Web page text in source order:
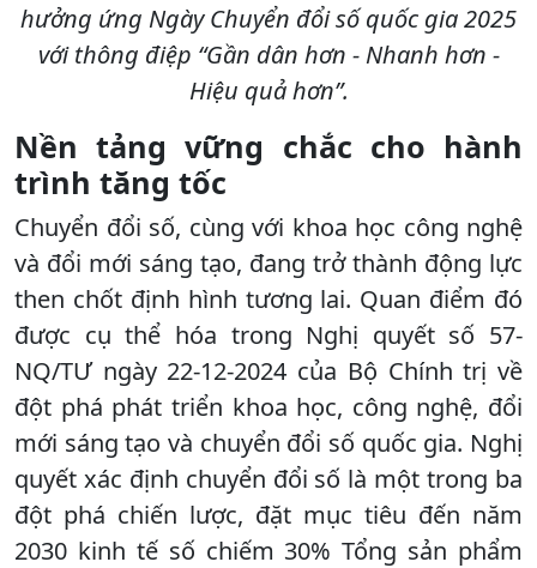
hưởng ứng Ngày Chuyển đổi số quốc gia 2025
với thông điệp “Gần dân hơn - Nhanh hơn -
Hiệu quả hơn”.
Nền tảng vững chắc cho hành
trình tăng tốc
Chuyển đổi số, cùng với khoa học công nghệ
và đổi mới sáng tạo, đang trở thành động lực
then chốt định hình tương lai. Quan điểm đó
được cụ thể hóa trong Nghị quyết số 57-
NQ/TƯ ngày 22-12-2024 của Bộ Chính trị về
đột phá phát triển khoa học, công nghệ, đổi
mới sáng tạo và chuyển đổi số quốc gia. Nghị
quyết xác định chuyển đổi số là một trong ba
đột phá chiến lược, đặt mục tiêu đến năm
2030 kinh tế số chiếm 30% Tổng sản phẩm